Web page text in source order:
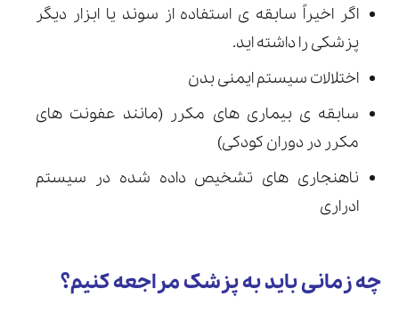
اگر اخیراً سابقه ی استفاده از سوند یا ابزار دیگر
پزشکی را داشته اید.
اختلالات سیستم ایمنی بدن
سابقه ی بیماری های مکرر (مانند عفونت های
مکرر در دوران کودکی)
ناهنجاری های تشخیص داده شده در سیستم
ادراری
چه زمانی باید به پزشک مراجعه کنیم؟